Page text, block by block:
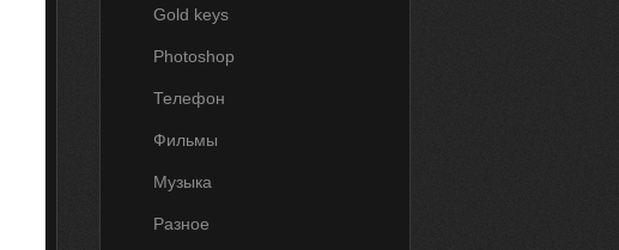
Gold keys
Photoshop
Телефон
Фильмы
Музыка
Разное